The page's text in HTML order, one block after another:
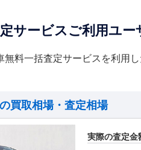
サービスご利用ユー
無料一括査定サービスを利用
買取相場・査定相場
実際の査定金